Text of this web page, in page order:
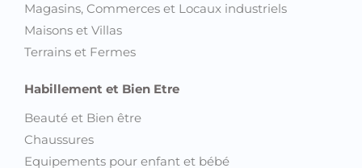
Magasins, Commerces et Locaux industriels
Maisons et Villas
Terrains et Fermes
Habillement et Bien Etre
Beauté et Bien être
Chaussures
Equipements pour enfant et bébé